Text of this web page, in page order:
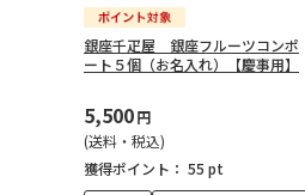
銀座千疋屋 銀座フルーツコンポ
ート５個（お名入れ）【慶事用】
5,500円
(送料・税込)
獲得ポイント： 55 pt